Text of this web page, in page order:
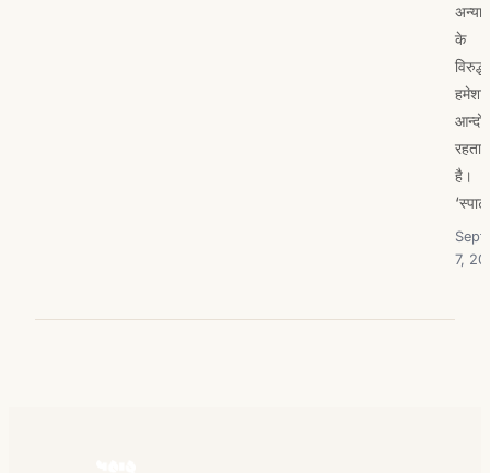
अन्याय
के
विरुद्ध
हमेशा
रहता
है।
7,